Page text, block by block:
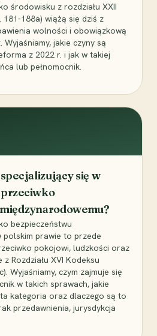
środowisku z rozdziału XXII
188a) wiążą się dziś z
wolności i obowiązkową
Wyjaśniamy, jakie czyny są
z 2022 r. i jak w takiej
lub pełnomocnik.
się w
bezpieczeństwu
polskim prawie to przede
pokojowi, ludzkości oraz
Rozdziału XVI Kodeksu
Wyjaśniamy, czym zajmuje się
w takich sprawach, jakie
kategoria oraz dlaczego są to
przedawnienia, jurysdykcja